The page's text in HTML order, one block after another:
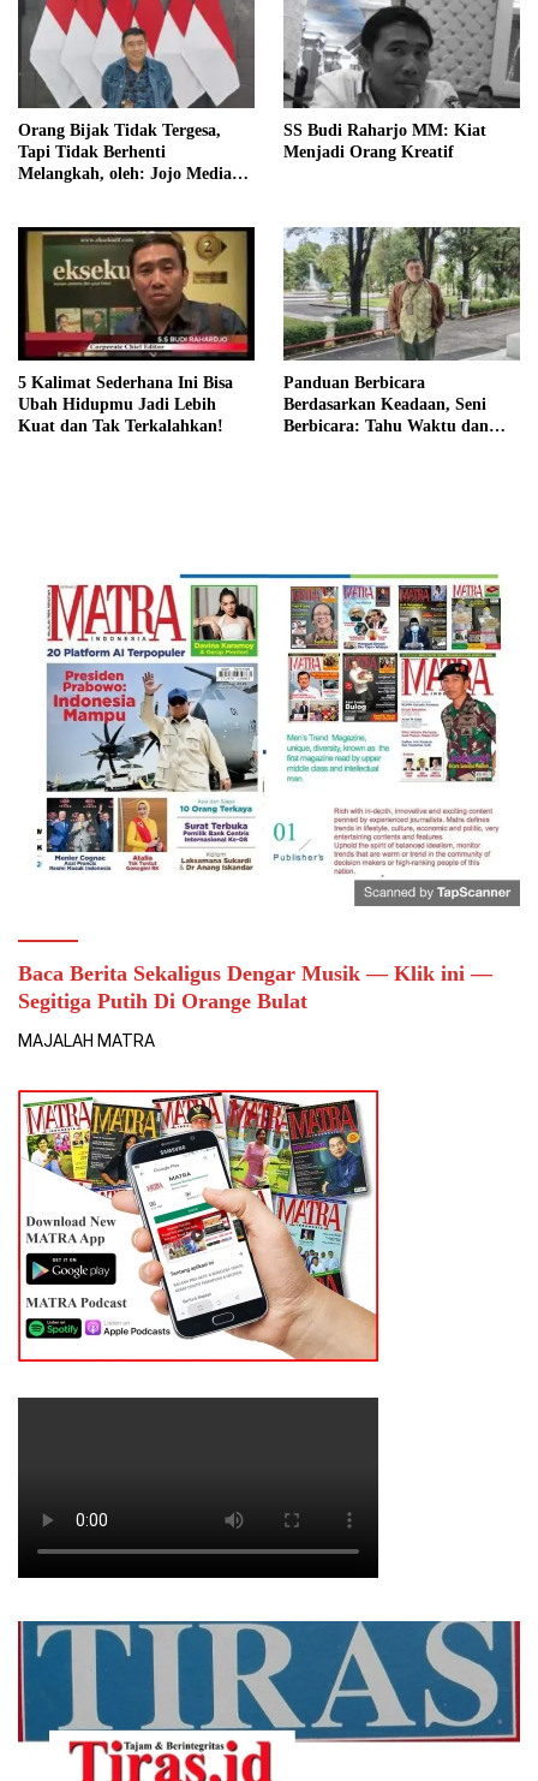
Orang Bijak Tidak Tergesa,
Tapi Tidak Berhenti
Melangkah, oleh: Jojo Media
SS Budi Raharjo MM: Kiat
Menjadi Orang Kreatif
5 Kalimat Sederhana Ini Bisa
Ubah Hidupmu Jadi Lebih
Kuat dan Tak Terkalahkan!
Panduan Berbicara
Berdasarkan Keadaan, Seni
Berbicara: Tahu Waktu dan
Baca Berita Sekaligus Dengar Musik — Klik ini —
Segitiga Putih Di Orange Bulat
MAJALAH MATRA